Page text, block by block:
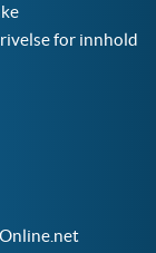
for innhold